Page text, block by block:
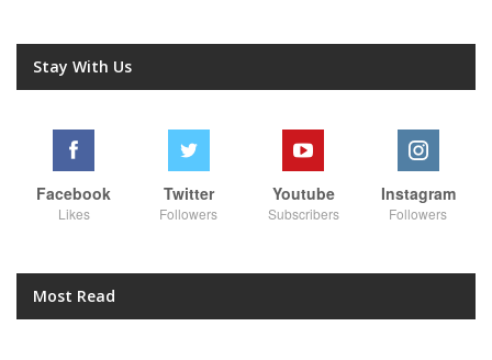
Stay With Us
Facebook
Likes
Twitter
Followers
Youtube
Subscribers
Instagram
Followers
Most Read